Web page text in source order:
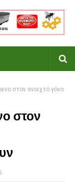
στον ανοιχτό γόνο
στον